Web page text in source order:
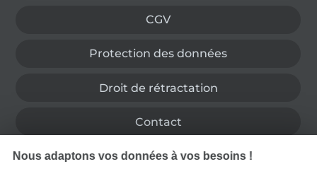
CGV
Protection des données
Droit de rétractation
Contact
Rétractation de commande
Nous adaptons vos données à vos besoins !